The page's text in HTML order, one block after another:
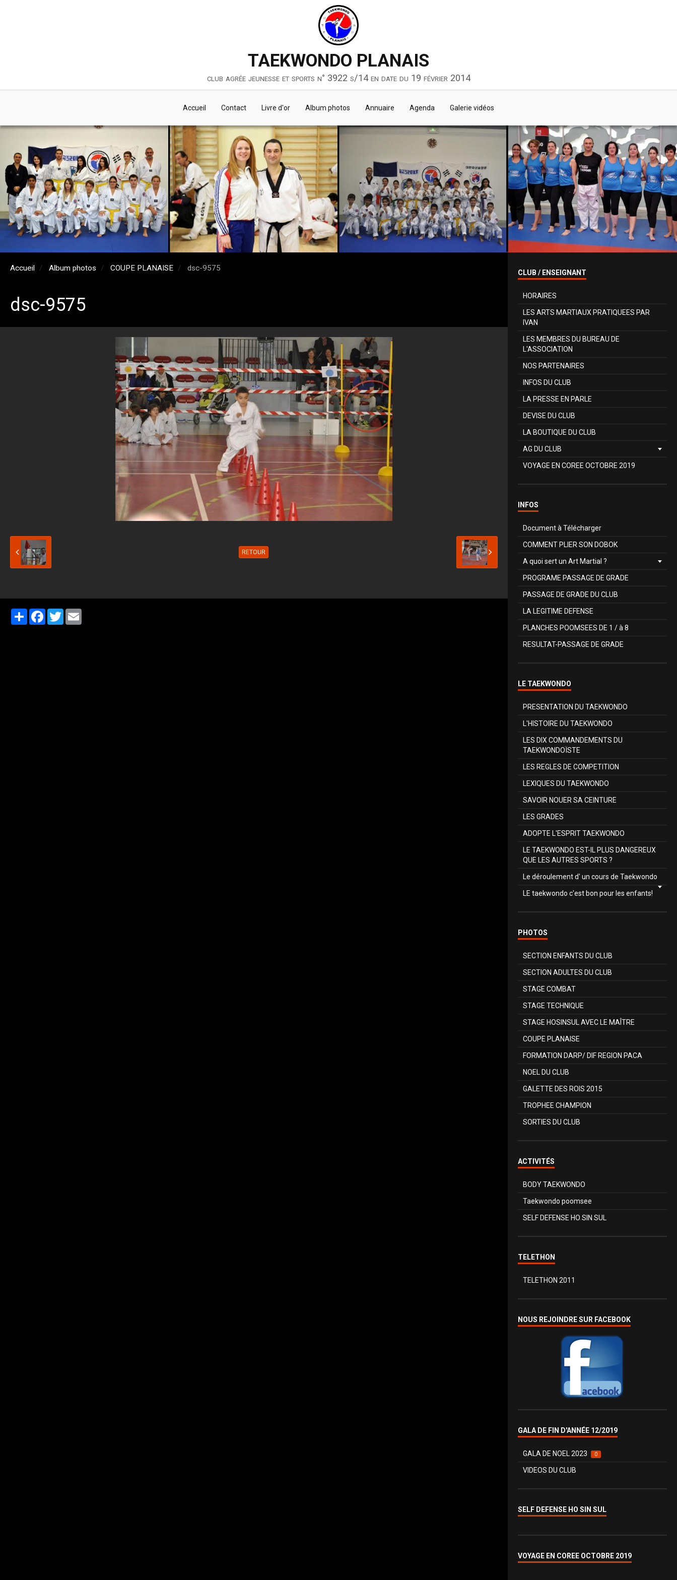
TAEKWONDO PLANAIS
club agrée jeunesse et sports n° 3922 s/14 en date du 19 février 2014
Accueil Contact Livre d'or Album photos Annuaire Agenda Galerie vidéos
Accueil Album photos COUPE PLANAISE dsc-9575
dsc-9575
RETOUR
PartagerFacebook
Twitter
CLUB / ENSEIGNANT
HORAIRES
LES ARTS MARTIAUX PRATIQUEES PAR
IVAN
LES MEMBRES DU BUREAU DE
L'ASSOCIATION
NOS PARTENAIRES
INFOS DU CLUB
LA PRESSE EN PARLE
DEVISE DU CLUB
LA BOUTIQUE DU CLUB
AG DU CLUB
VOYAGE EN COREE OCTOBRE 2019
INFOS
Document à Télécharger
COMMENT PLIER SON DOBOK
A quoi sert un Art Martial ?
PROGRAME PASSAGE DE GRADE
PASSAGE DE GRADE DU CLUB
LA LEGITIME DEFENSE
PLANCHES POOMSEES DE 1 / à 8
RESULTAT-PASSAGE DE GRADE
LE TAEKWONDO
PRESENTATION DU TAEKWONDO
L'HISTOIRE DU TAEKWONDO
LES DIX COMMANDEMENTS DU
TAEKWONDOÏSTE
LES REGLES DE COMPETITION
LEXIQUES DU TAEKWONDO
SAVOIR NOUER SA CEINTURE
LES GRADES
ADOPTE L'ESPRIT TAEKWONDO
LE TAEKWONDO EST-IL PLUS DANGEREUX
QUE LES AUTRES SPORTS ?
Le déroulement d' un cours de Taekwondo
LE taekwondo c'est bon pour les enfants!
PHOTOS
SECTION ENFANTS DU CLUB
SECTION ADULTES DU CLUB
STAGE COMBAT
STAGE TECHNIQUE
STAGE HOSINSUL AVEC LE MAÎTRE
COUPE PLANAISE
FORMATION DARP/ DIF REGION PACA
NOEL DU CLUB
GALETTE DES ROIS 2015
TROPHEE CHAMPION
SORTIES DU CLUB
ACTIVITÉS
BODY TAEKWONDO
Taekwondo poomsee
SELF DEFENSE HO SIN SUL
TELETHON
TELETHON 2011
NOUS REJOINDRE SUR FACEBOOK
GALA DE FIN D'ANNÉE 12/2019
GALA DE NOEL 2023 0
VIDEOS DU CLUB
SELF DEFENSE HO SIN SUL
VOYAGE EN COREE OCTOBRE 2019